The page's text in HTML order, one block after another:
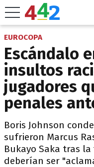
EUROCOPA
Escándalo
insultos
jugadores
penales
Boris Johnson
sufrieron Marcus
Bukayo Saka tras
deberían ser